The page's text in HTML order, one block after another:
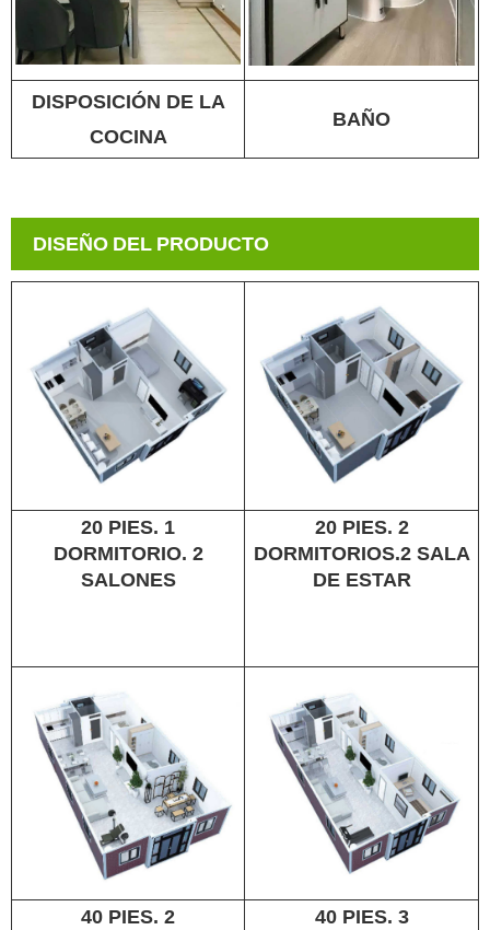
DISPOSICIÓN DE LA
COCINA
BAÑO
DISEÑO DEL PRODUCTO
20 PIES. 1
DORMITORIO. 2
SALONES
20 PIES. 2
DORMITORIOS.2 SALA
DE ESTAR
40 PIES. 2
40 PIES. 3